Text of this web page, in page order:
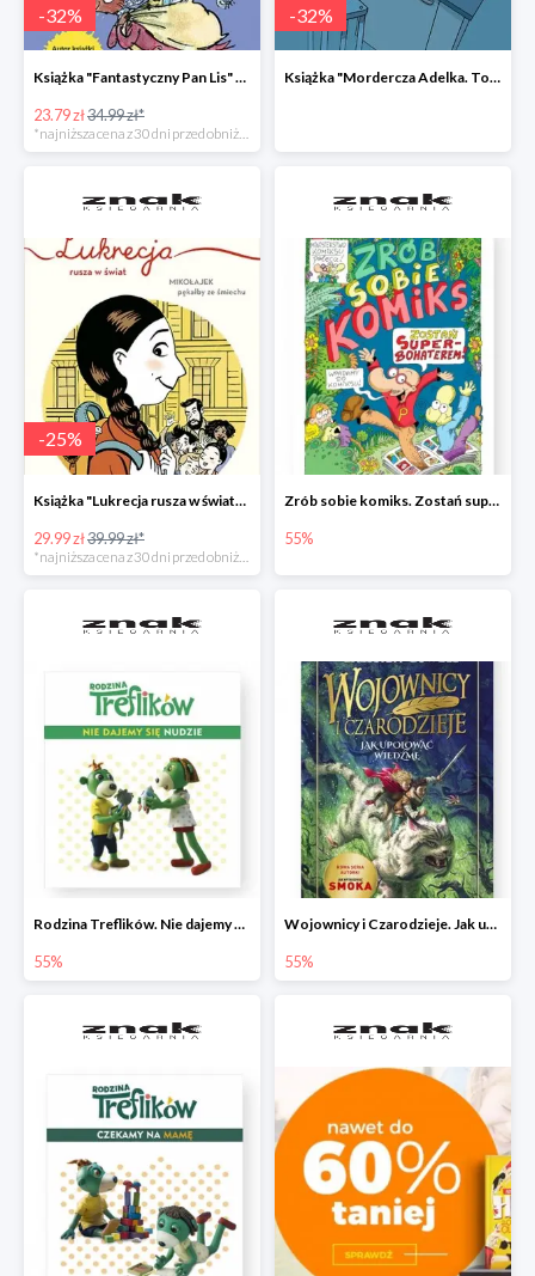
-32%
Książka "Fantastyczny Pan Lis" -32%
23.79 zł34.99 zł*
-32%
Książka "Mordercza Adelka. To się wszystko źle skończy" -32%
-25%
Książka "Lukrecja rusza w świat" -25%
29.99 zł39.99 zł*
*najniższa cena z 30 dni przed obniżką
Zrób sobie komiks. Zostań superbohaterem
55%
Rodzina Treflików. Nie dajemy się nudzie!
55%
Wojownicy i Czarodzieje. Jak upolować wiedźmę
55%